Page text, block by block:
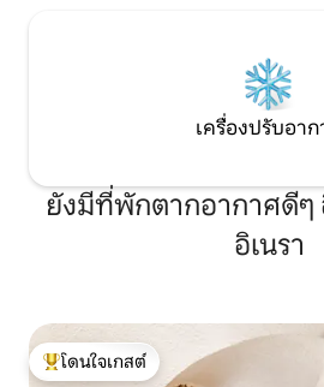
เครื่องปรับอา
ยังมีที่พักตากอากาศดีๆ
อิเนรา
โดนใจเกสต์ที่สุด
โดนใจเกสต์